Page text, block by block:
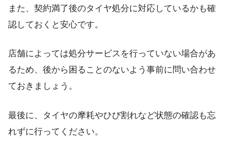
また、契約満了後のタイヤ処分に対応しているかも確
認しておくと安心です。
店舗によっては処分サービスを行っていない場合があ
るため、後から困ることのないよう事前に問い合わせ
ておきましょう。
最後に、タイヤの摩耗やひび割れなど状態の確認も忘
れずに行ってください。